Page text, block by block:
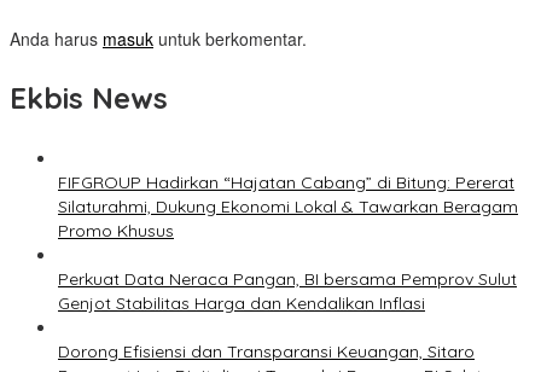
Anda harus masuk untuk berkomentar.
Ekbis News
FIFGROUP Hadirkan “Hajatan Cabang” di Bitung: Pererat
Silaturahmi, Dukung Ekonomi Lokal & Tawarkan Beragam
Promo Khusus
Perkuat Data Neraca Pangan, BI bersama Pemprov Sulut
Genjot Stabilitas Harga dan Kendalikan Inflasi
Dorong Efisiensi dan Transparansi Keuangan, Sitaro